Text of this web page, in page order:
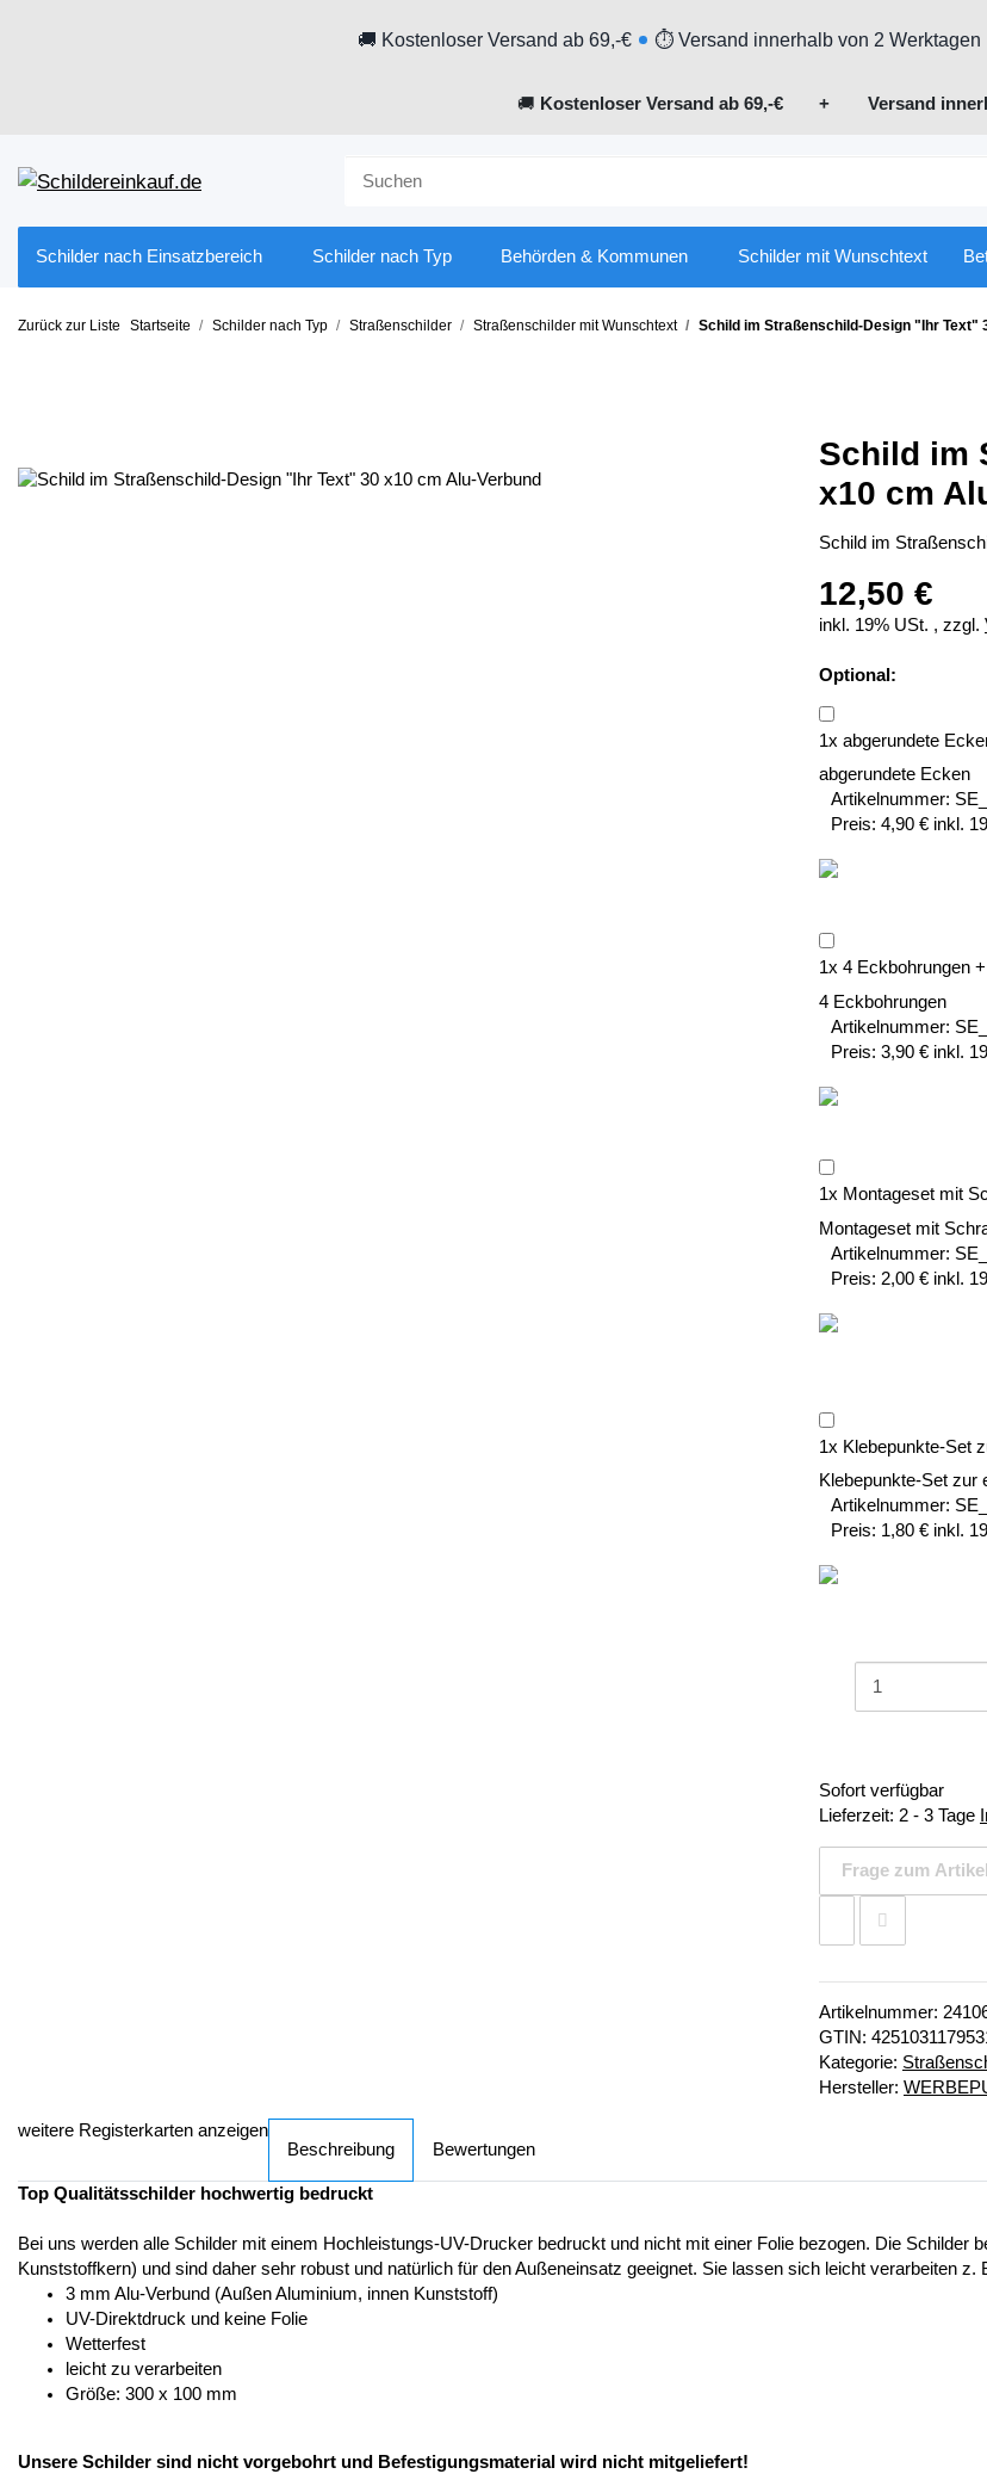
🚚 Kostenloser Versand ab 69,-€ ⏱ Versand innerhalb von 2 Werktagen
🚚 Kostenloser Versand ab 69,-€ + Versand
Schilder nach Einsatzbereich Schilder nach Typ Behörden & Kommunen Schilder mit Wunschtext
Zurück zur Liste Startseite Schilder nach Typ Straßenschilder Straßenschilder mit Wunschtext Schild im Straßenschild-Design "Ihr Text"
Schild im
x10 cm
Schild im
12,50 €
inkl. 19% USt. , zzgl.
Optional:
1x abgerundete
abgerundete Ecken
Artikelnummer:
Preis: 4,90 € inkl.
1x 4 Eckbohrungen +
4 Eckbohrungen
Artikelnummer:
Preis: 3,90 € inkl.
1x Montageset mit
Montageset mit
Artikelnummer:
Preis: 2,00 € inkl.
1x Klebepunkte-Set
Klebepunkte-Set zur
Artikelnummer:
Preis: 1,80 € inkl.
Sofort verfügbar
Lieferzeit: 2 - 3 Tage
Frage zum Artikel
Artikelnummer:
GTIN:
Kategorie:
Hersteller:
weitere Registerkarten anzeigen
Beschreibung
Bewertungen
Top Qualitätsschilder hochwertig bedruckt
Bei uns werden alle Schilder mit einem Hochleistungs-UV-Drucker bedruckt und nicht mit einer Folie bezogen. Die Schilder
Kunststoffkern) und sind daher sehr robust und natürlich für den Außeneinsatz geeignet. Sie lassen sich leicht verarbeiten
3 mm Alu-Verbund (Außen Aluminium, innen Kunststoff)
UV-Direktdruck und keine Folie
Wetterfest
leicht zu verarbeiten
Größe: 300 x 100 mm
Unsere Schilder sind nicht vorgebohrt und Befestigungsmaterial wird nicht mitgeliefert!